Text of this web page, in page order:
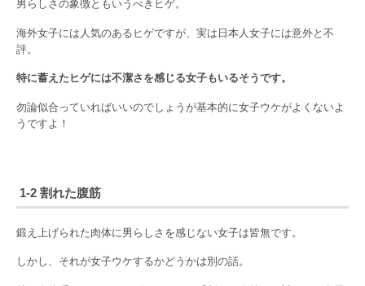
男らしさの象徴ともいうべきヒゲ。
海外女子には人気のあるヒゲですが、実は日本人女子には意外と不
評。
特に蓄えたヒゲには不潔さを感じる女子もいるそうです。
勿論似合っていればいいのでしょうが基本的に女子ウケがよくないよ
うですよ！
1-2 割れた腹筋
鍛え上げられた肉体に男らしさを感じない女子は皆無です。
しかし、それが女子ウケするかどうかは別の話。